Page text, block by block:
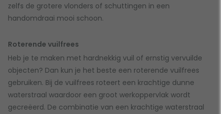
zelfs de grotere vlonders of schuttingen in een
handomdraai mooi schoon.
Roterende vuilfrees
Heb je te maken met hardnekkig vuil of ernstig vervuilde
objecten? Dan kun je het beste een roterende vuilfrees
gebruiken. Bij de vuilfrees roteert een krachtige dunne
waterstraal waardoor een groot werkoppervlak wordt
gecreëerd. De combinatie van een krachtige waterstraal